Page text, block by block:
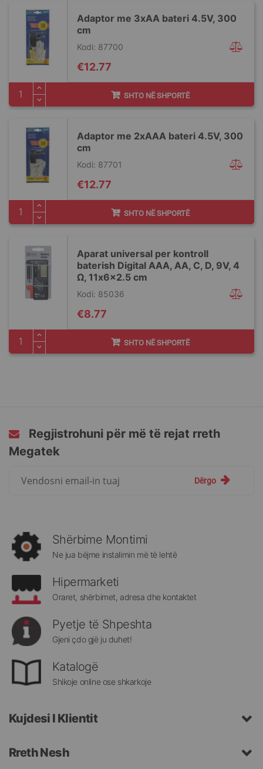
Adaptor me 3xAA bateri 4.5V, 300
cm
Kodi: 87700
€12.77
SHTO NË SHPORTË
Adaptor me 2xAAA bateri 4.5V, 300
cm
Kodi: 87701
€12.77
SHTO NË SHPORTË
Aparat universal per kontroll
baterish Digital AAA, AA, C, D, 9V, 4
Ω, 11x6x2.5 cm
Kodi: 85036
€8.77
SHTO NË SHPORTË
Regjistrohuni për më të rejat rreth
Megatek
rreth
Megatek:
Dërgo
Shërbime Montimi
Ne jua bëjme instalimin më të lehtë
Hipermarketi
Oraret, shërbimet, adresa dhe kontaktet
Pyetje të Shpeshta
Gjeni çdo gjë ju duhet!
Katalogë
Shikoje online ose shkarkoje
Kujdesi I Klientit
Rreth Nesh